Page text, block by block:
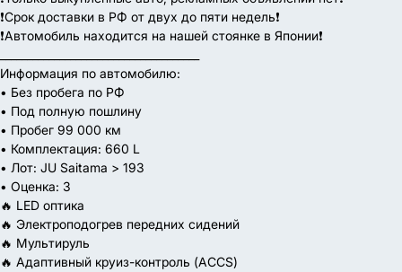
❗️Срок доставки в РФ от двух до пяти недель❗️
❗️Автомобиль находится на нашей стоянке в Японии❗️
Информация по автомобилю:
• Без пробега по РФ
• Под полную пошлину
• Пробег 99 000 км
• Комплектация: 660 L
• Лот: JU Saitama > 193
• Оценка: 3
🔥 LED оптика
🔥 Электроподогрев передних сидений
🔥 Мультируль
🔥 Адаптивный круиз-контроль (ACCS)